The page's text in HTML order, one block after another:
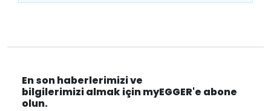
En son haberlerimizi ve
bilgilerimizi almak için myEGGER'e abone
olun.